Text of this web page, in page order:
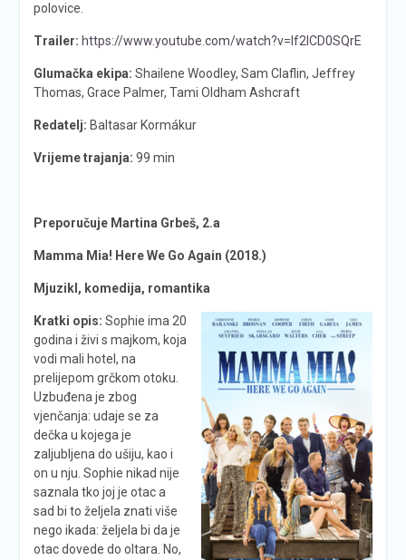
polovice.
Trailer: https://www.youtube.com/watch?v=If2lCD0SQrE
Glumačka ekipa: Shailene Woodley, Sam Claflin, Jeffrey
Thomas, Grace Palmer, Tami Oldham Ashcraft
Redatelj: Baltasar Kormákur
Vrijeme trajanja: 99 min
Preporučuje Martina Grbeš, 2.a
Mamma Mia! Here We Go Again (2018.)
Mjuzikl, komedija, romantika
Kratki opis: Sophie ima 20
godina i živi s majkom, koja
vodi mali hotel, na
prelijepom grčkom otoku.
Uzbuđena je zbog
vjenčanja: udaje se za
dečka u kojega je
zaljubljena do ušiju, kao i
on u nju. Sophie nikad nije
saznala tko joj je otac a
sad bi to željela znati više
nego ikada: željela bi da je
otac dovede do oltara. No,